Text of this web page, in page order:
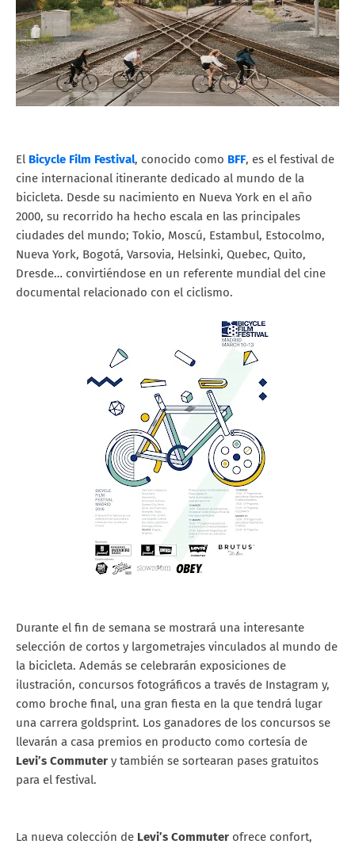
El Bicycle Film Festival, conocido como BFF, es el festival de
cine internacional itinerante dedicado al mundo de la
bicicleta. Desde su nacimiento en Nueva York en el año
2000, su recorrido ha hecho escala en las principales
ciudades del mundo; Tokio, Moscú, Estambul, Estocolmo,
Nueva York, Bogotá, Varsovia, Helsinki, Quebec, Quito,
Dresde… convirtiéndose en un referente mundial del cine
documental relacionado con el ciclismo.
Durante el fin de semana se mostrará una interesante
selección de cortos y largometrajes vinculados al mundo de
la bicicleta. Además se celebrarán exposiciones de
ilustración, concursos fotográficos a través de Instagram y,
como broche final, una gran fiesta en la que tendrá lugar
una carrera goldsprint. Los ganadores de los concursos se
llevarán a casa premios en producto como cortesía de
Levi’s Commuter y también se sortearan pases gratuitos
para el festival.
La nueva colección de Levi’s Commuter ofrece confort,